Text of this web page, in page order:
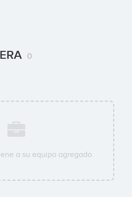
0
a su equipo agregado